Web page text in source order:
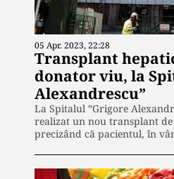
05 Apr. 2023, 22:28
Transplant
donator viu, la
Alexandrescu”
La Spitalul ”Grigore
realizat un nou transplant
precizând că pacientul, în